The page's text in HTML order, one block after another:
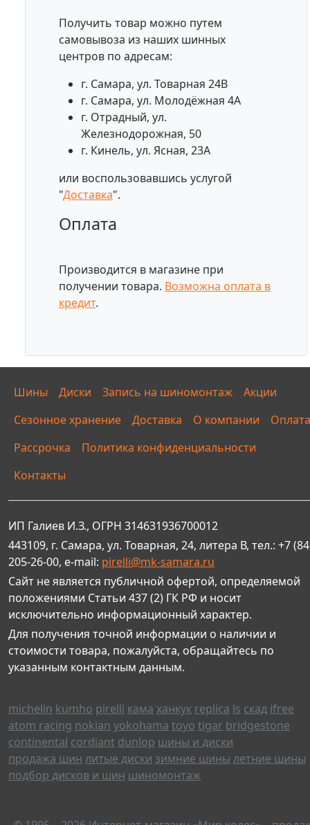
Получить товар можно путем
самовывоза из наших шинных
центров по адресам:
г. Самара, ул. Товарная 24В
г. Самара, ул. Молодёжная 4А
г. Отрадный, ул.
Железнодорожная, 50
г. Кинель, ул. Ясная, 23А
или воспользовавшись услугой
"Доставка".
Оплата
Производится в магазине при
получении товара. Возможна оплата в
кредит.
Шины Диски Запись на шиномонтаж
Акции
Сезонное хранение
Доставка О компании
Оплата
Рассрочка
Политика конфиденциальности
Контакты
ИП Галиев И.З., ОГРН 314631936700012
443109, г. Самара, ул. Товарная, 24, литера В, тел.: +7
205-26-00, e-mail: pirelli@mk-samara.ru
Сайт не является публичной офертой, определяемой
положениями Статьи 437 (2) ГК РФ и носит
исключительно информационный характер.
Для получения точной информации о наличии и
стоимости товара, пожалуйста, обращайтесь по
указанным контактным данным.
michelin kumho pirelli кама ханкук replica ls скад ifree
atom racing nokian yokohama toyo tigar bridgestone
continental cordiant dunlop шины и диски
продажа шин литые диски зимние шины летние шины
подбор дисков и шин шиномонтаж